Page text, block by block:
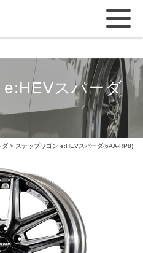
スパーダ
ダ > ステップワゴン e:HEVスパーダ(6AA-RP8)